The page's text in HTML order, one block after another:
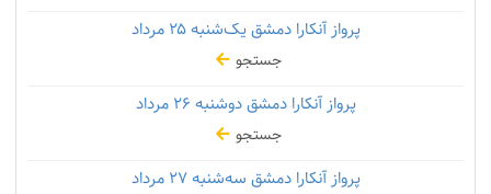
پرواز آنکارا دمشق یک‌شنبه۲۵ مرداد
جستجو
پرواز آنکارا دمشق دوشنبه
جستجو
پرواز آنکارا دمشق سه‌شنبه۲۷ مرداد